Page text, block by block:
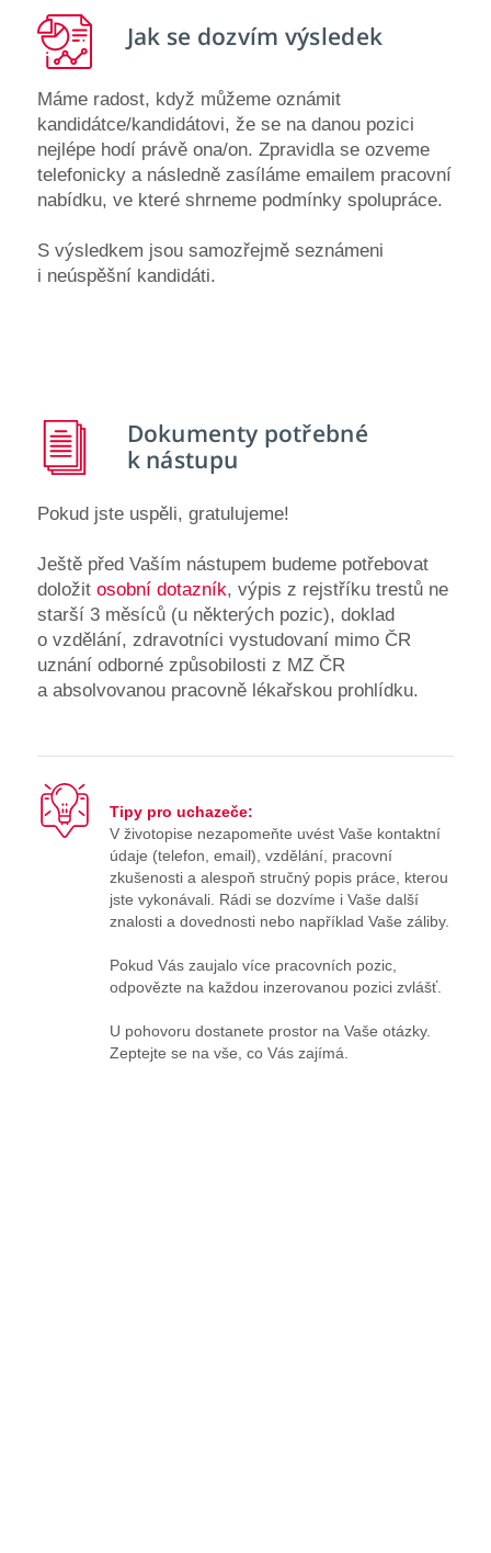
Jak se dozvím výsledek
Máme radost, když můžeme oznámit
kandidátce/kandidátovi, že se na danou pozici
nejlépe hodí právě ona/on. Zpravidla se ozveme
telefonicky a následně zasíláme emailem pracovní
nabídku, ve které shrneme podmínky spolupráce.
S výsledkem jsou samozřejmě seznámeni
i neúspěšní kandidáti.
Dokumenty potřebné
k nástupu
Pokud jste uspěli, gratulujeme!
Ještě před Vaším nástupem budeme potřebovat
doložit osobní dotazník, výpis z rejstříku trestů ne
starší 3 měsíců (u některých pozic), doklad
o vzdělání, zdravotníci vystudovaní mimo ČR
uznání odborné způsobilosti z MZ ČR
a absolvovanou pracovně lékařskou prohlídku.
Tipy pro uchazeče:
V životopise nezapomeňte uvést Vaše kontaktní
údaje (telefon, email), vzdělání, pracovní
zkušenosti a alespoň stručný popis práce, kterou
jste vykonávali. Rádi se dozvíme i Vaše další
znalosti a dovednosti nebo například Vaše záliby.
Pokud Vás zaujalo více pracovních pozic,
odpovězte na každou inzerovanou pozici zvlášť.
U pohovoru dostanete prostor na Vaše otázky.
Zeptejte se na vše, co Vás zajímá.